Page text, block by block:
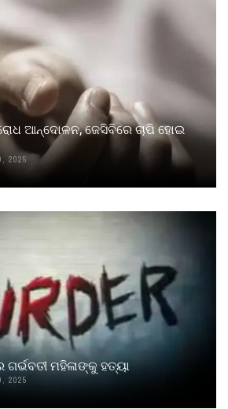
ଆନ୍ଦୋଳନ, ଜେସିବିରେ ଚାପି ହୋଇ
2025
ମହିଳାଙ୍କୁ ହତ୍ୟା
2025